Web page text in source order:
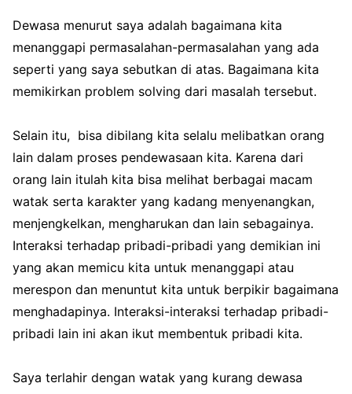
Dewasa menurut saya adalah bagaimana kita
menanggapi permasalahan-permasalahan yang ada
seperti yang saya sebutkan di atas. Bagaimana kita
memikirkan problem solving dari masalah tersebut.
Selain itu, bisa dibilang kita selalu melibatkan orang
lain dalam proses pendewasaan kita. Karena dari
orang lain itulah kita bisa melihat berbagai macam
watak serta karakter yang kadang menyenangkan,
menjengkelkan, mengharukan dan lain sebagainya.
Interaksi terhadap pribadi-pribadi yang demikian ini
yang akan memicu kita untuk menanggapi atau
merespon dan menuntut kita untuk berpikir bagaimana
menghadapinya. Interaksi-interaksi terhadap pribadi-
pribadi lain ini akan ikut membentuk pribadi kita.
Saya terlahir dengan watak yang kurang dewasa